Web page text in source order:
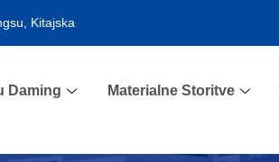
Kitajska
Daming Materialne Storitve